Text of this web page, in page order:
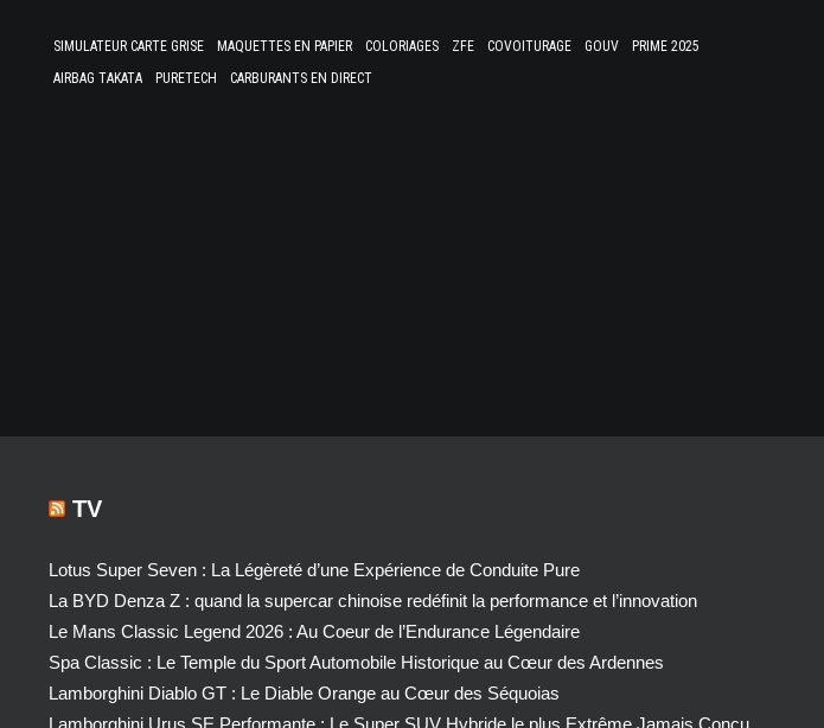
SIMULATEUR CARTE GRISE MAQUETTES EN PAPIER COLORIAGES ZFE COVOITURAGE GOUV
PRIME 2025
AIRBAG TAKATA
PURETECH CARBURANTS EN DIRECT
TV
Lotus Super Seven : La Légèreté d’une Expérience de Conduite Pure
La BYD Denza Z : quand la supercar chinoise redéfinit la performance et l’innovation
Le Mans Classic Legend 2026 : Au Coeur de l’Endurance Légendaire
Spa Classic : Le Temple du Sport Automobile Historique au Cœur des Ardennes
Lamborghini Diablo GT : Le Diable Orange au Cœur des Séquoias
Lamborghini Urus SE Performante : Le Super SUV Hybride le plus Extrême Jamais Conçu